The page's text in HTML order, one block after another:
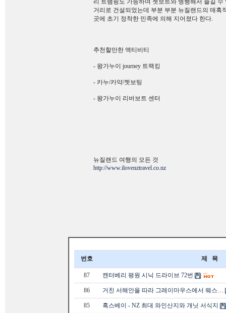
리 트램핑도 가능하며 젯보트와 병행해서 즐길
거리로 건설되었는데 부분 부분 뉴질랜드의 매혹
곳에 초기 정착한 민족에 의해 지어졌다 한다.
추천할만한 액티비티
- 왕가누이 journey 트랙킹
- 카누/카약/젯보팅
- 왕가누이 리버보트 센터
뉴질랜드 여행의 모든 것
http://www.ilovenztravel.co.nz
번호 제 목
87 캔터베리 평원 시닉 드라이브 72번
86 거친 서해안을 따라 그레이마우스에서 웨스…
85 혹스베이 - NZ 최대 와인산지와 개닛 서식지